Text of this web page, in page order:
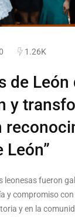
1.26K
de León
y
León”
leonesas fueron
y compromiso
y en la